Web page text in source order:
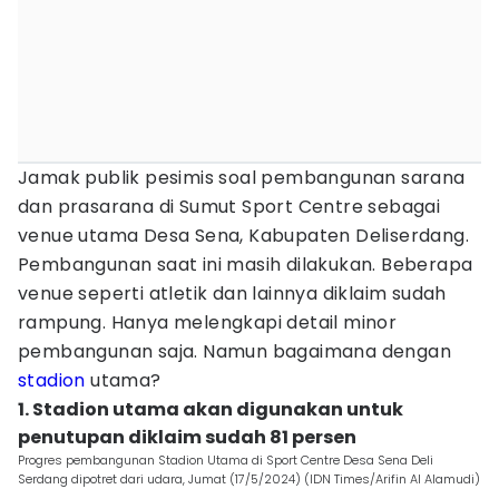
Jamak publik pesimis soal pembangunan sarana
dan prasarana di Sumut Sport Centre sebagai
venue utama Desa Sena, Kabupaten Deliserdang.
Pembangunan saat ini masih dilakukan. Beberapa
venue seperti atletik dan lainnya diklaim sudah
rampung. Hanya melengkapi detail minor
pembangunan saja. Namun bagaimana dengan
stadion utama?
1. Stadion utama akan digunakan untuk
penutupan diklaim sudah 81 persen
Progres pembangunan Stadion Utama di Sport Centre Desa Sena Deli
Serdang dipotret dari udara, Jumat (17/5/2024) (IDN Times/Arifin Al Alamudi)